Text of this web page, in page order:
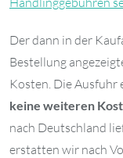
Der dann in der
Bestellung
Kosten. Die Ausfuhr
keine weiteren
nach Deutschland
erstatten wir nach